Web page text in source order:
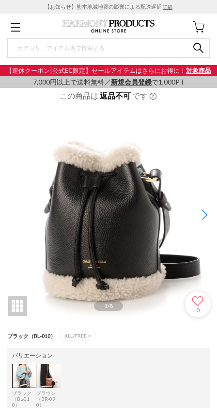
【お知らせ】熊本地域地震の影響による配送遅延 詳細
【連休クーポン|公式EC限定】セールアイテムはさらにお得に！ 対象商品
7,000円以上で送料無料／新規会員登録で1,000PT
この商品は 返品不可 です
1/8
0
ブラック（BL-010） ALL/FREE ×
バリエーション
ブラック
（BL-01
0）
ブラウン
（BR-09
0）